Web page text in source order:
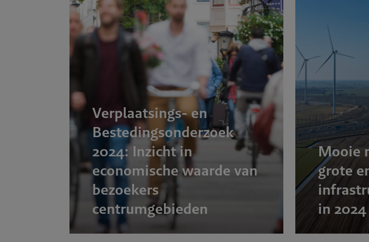
Verplaatsings- en
Bestedingsonderzoek
2024: Inzicht in
economische waarde van
bezoekers
centrumgebieden
Mooie
grote
in 2024